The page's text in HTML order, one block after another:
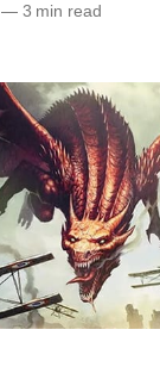
—3 min read